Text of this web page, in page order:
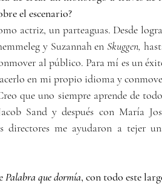
el escenario?
actriz, un parteaguas. Desde
y Suzannah en Skuggen,
al público. Para mí es un
en mi propio idioma y
que uno siempre aprende de
Sand y después con María
directores me ayudaron a tejer
Palabra que dormía, con todo este